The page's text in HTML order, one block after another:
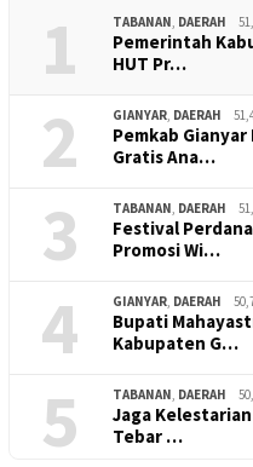
1 TABANAN DAERAH
Pemerintah
HUT Pr…
2 GIANYAR DAERAH
Pemkab
Gratis Ana…
3 TABANAN DAERAH
Festival
Promosi Wi…
4 GIANYAR DAERAH
Bupati
Kabupaten G…
5 TABANAN DAERAH
Jaga
Tebar …